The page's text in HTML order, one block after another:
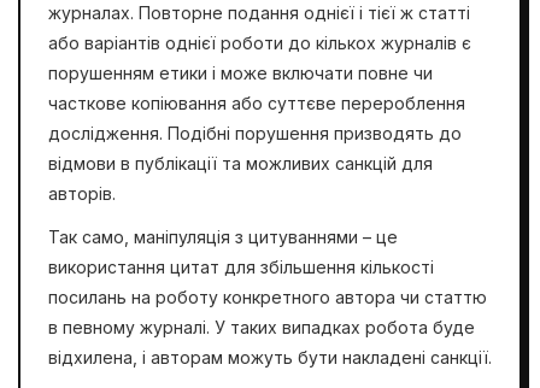
журналах. Повторне подання однієї і тієї ж статті
або варіантів однієї роботи до кількох журналів є
порушенням етики і може включати повне чи
часткове копіювання або суттєве перероблення
дослідження. Подібні порушення призводять до
відмови в публікації та можливих санкцій для
авторів.
Так само, маніпуляція з цитуваннями – це
використання цитат для збільшення кількості
посилань на роботу конкретного автора чи статтю
в певному журналі. У таких випадках робота буде
відхилена, і авторам можуть бути накладені санкції.